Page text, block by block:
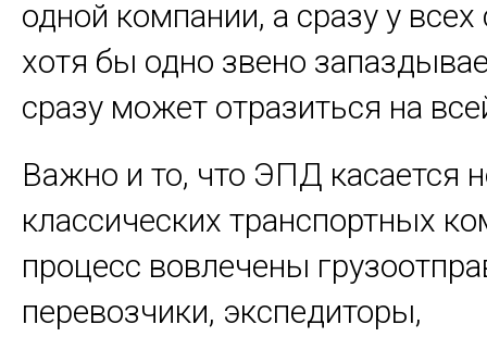
одной компании, а сразу у
хотя бы одно звено
сразу может отразиться на
Важно и то, что ЭПД касается
классических транспортных
процесс вовлечены
перевозчики, экспедиторы,